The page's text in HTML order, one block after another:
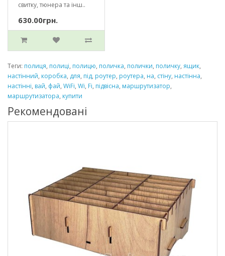
свитку, тюнера та інш..
630.00грн.
Теги: полиця, полиці, полицю, поличка, полички, поличку, ящик,
настінний, коробка, для, під, роутер, роутера, на, стіну, настінна,
настінні, вай, фай, WiFi, Wi, Fi, підвісна, маршрутизатор,
маршрутизатора, купити
Рекомендовані